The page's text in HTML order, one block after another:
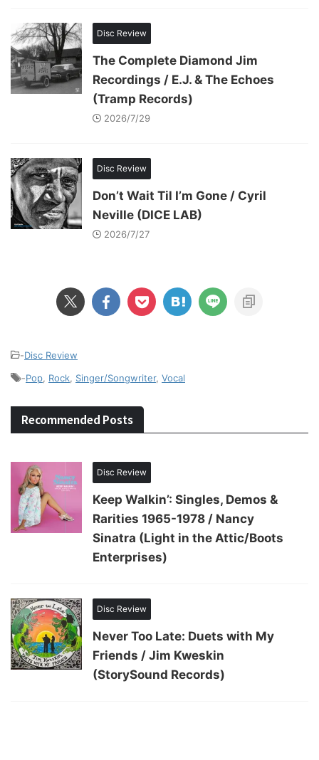
Disc Review
The Complete Diamond Jim
Recordings / E.J. & The Echoes
(Tramp Records)
2026/7/29
Disc Review
Don’t Wait Til I’m Gone / Cyril
Neville (DICE LAB)
2026/7/27
-Disc Review
-Pop Rock Singer/Songwriter, Vocal
Recommended Posts
Disc Review
Keep Walkin’: Singles, Demos &
Rarities 1965-1978 / Nancy
Sinatra (Light in the Attic/Boots
Enterprises)
Disc Review
Never Too Late: Duets with My
Friends / Jim Kweskin
(StorySound Records)